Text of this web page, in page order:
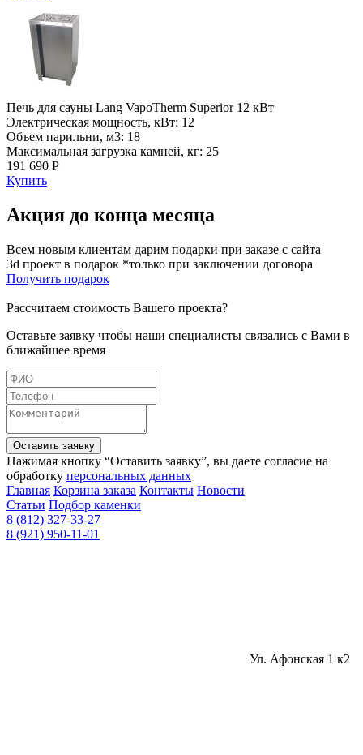
Печь для сауны Lang VapoTherm Superior 12 кВт
Электрическая мощность, кВт: 12
Объем парильни, м3: 18
Максимальная загрузка камней, кг: 25
191 690 Р
Купить
Акция до конца месяца
Всем новым клиентам дарим подарки при заказе с сайта
3d проект в подарок *только при заключении договора
Получить подарок
Рассчитаем стоимость Вашего проекта?
Оставьте заявку чтобы наши специалисты связались с Вами в
ближайшее время
Оставить заявку
Нажимая кнопку “Оставить заявку”, вы даете согласие на
обработку персональных данных
Главная Корзина заказа Контакты Новости
Статьи Подбор каменки
8 (812) 327-33-27
8 (921) 950-11-01
Ул. Афонская 1 к2